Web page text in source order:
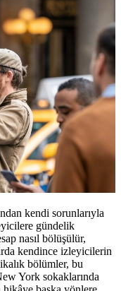
kendi sorunlarıyla
gündelik
nasıl bölüşülür,
kendince izleyicilerin
bölümler, bu
York sokaklarında